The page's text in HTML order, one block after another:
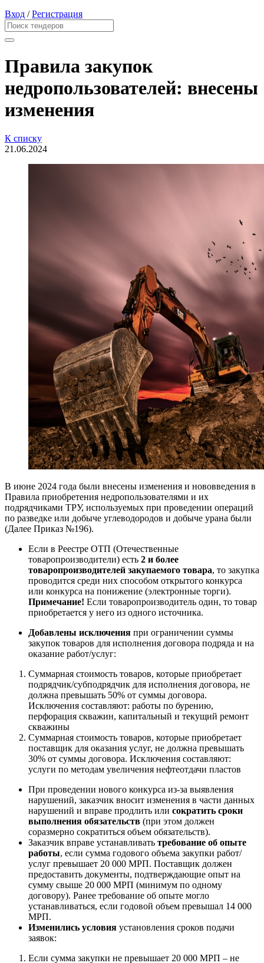
Вход /Регистрация
Правила закупок
недропользователей: внесены
изменения
К списку
21.06.2024
В июне 2024 года были внесены изменения и нововведения в
Правила приобретения недропользователями и их
подрядчиками ТРУ, используемых при проведении операций
по разведке или добыче углеводородов и добыче урана были
(Далее Приказ №196).
Если в Реестре ОТП (Отечественные
товаропроизводители) есть 2 и более
товаропроизводителей закупаемого товара, то закупка
проводится среди них способом открытого конкурса
или конкурса на понижение (электронные торги).
Примечание! Если товаропроизводитель один, то товар
приобретается у него из одного источника.
Добавлены исключения при ограничении суммы
закупок товаров для исполнения договора подряда и на
оказание работ/услуг:
Суммарная стоимость товаров, которые приобретает
подрядчик/субподрядчик для исполнения договора, не
должна превышать 50% от суммы договора.
Исключения составляют: работы по бурению,
перфорация скважин, капитальный и текущий ремонт
скважины
Суммарная стоимость товаров, которые приобретает
поставщик для оказания услуг, не должна превышать
30% от суммы договора. Исключения составляют:
услуги по методам увеличения нефтеотдачи пластов
При проведении нового конкурса из-за выявления
нарушений, заказчик вносит изменения в части данных
нарушений и вправе продлить или сократить сроки
выполнения обязательств (при этом должен
соразмерно сократиться объем обязательств).
Заказчик вправе устанавливать требование об опыте
работы, если сумма годового объема закупки работ/
услуг превышает 20 000 МРП. Поставщик должен
предоставить документы, подтверждающие опыт на
сумму свыше 20 000 МРП (минимум по одному
договору). Ранее требование об опыте могло
устанавливаться, если годовой объем превышал 14 000
МРП.
Изменились условия установления сроков подачи
заявок:
Если сумма закупки не превышает 20 000 МРП – не